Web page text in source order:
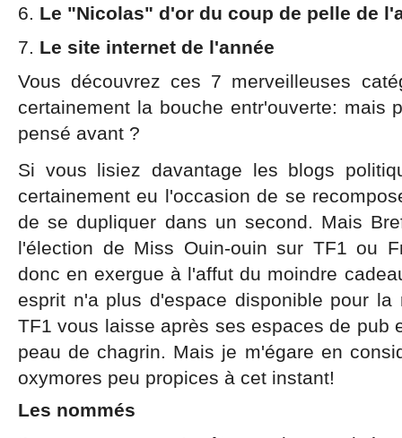
Le "Nicolas" d'or du coup de pelle de
Le site internet de l'année
Vous découvrez ces 7 merveilleuses
certainement la bouche entr'ouverte: mais
pensé avant ?
Si vous lisiez davantage les blogs
certainement eu l'occasion de se
de se dupliquer dans un second. Mais
l'élection de Miss Ouin-ouin sur TF1 ou
donc en exergue à l'affut du moindre
esprit n'a plus d'espace disponible pour
TF1 vous laisse après ses espaces de pub
peau de chagrin. Mais je m'égare en
oxymores peu propices à cet instant!
Les nommés